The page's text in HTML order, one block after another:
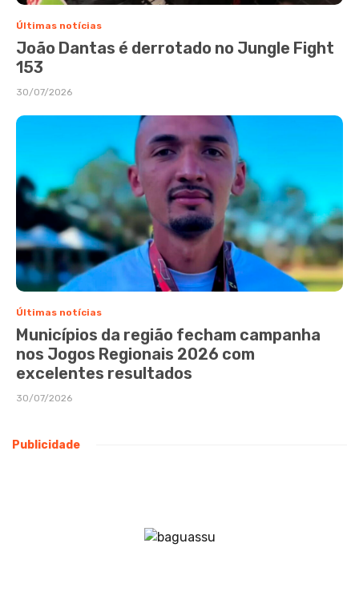
Últimas notícias
João Dantas é derrotado no Jungle Fight
153
30/07/2026
Últimas notícias
Municípios da região fecham campanha
nos Jogos Regionais 2026 com
excelentes resultados
30/07/2026
Publicidade